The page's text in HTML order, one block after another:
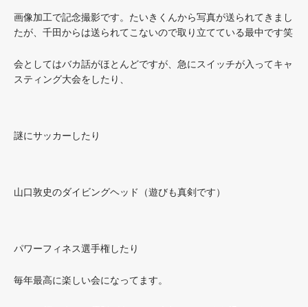
画像加工で記念撮影です。たいきくんから写真が送られてきまし
たが、千田からは送られてこないので取り立てている最中です笑
会としてはバカ話がほとんどですが、急にスイッチが入ってキャ
スティング大会をしたり、
謎にサッカーしたり
山口敦史のダイビングヘッド（遊びも真剣です）
パワーフィネス選手権したり
毎年最高に楽しい会になってます。